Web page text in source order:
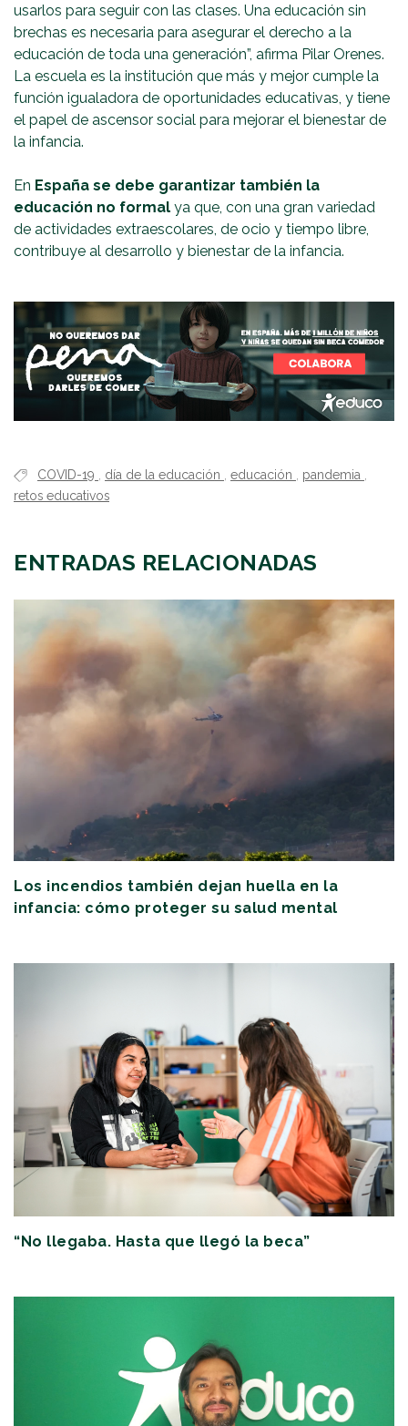
usarlos para seguir con las clases. Una educación sin
brechas es necesaria para asegurar el derecho a la
educación de toda una generación”, afirma Pilar Orenes.
La escuela es la institución que más y mejor cumple la
función igualadora de oportunidades educativas, y tiene
el papel de ascensor social para mejorar el bienestar de
la infancia.
En España se debe garantizar también la
educación no formal ya que, con una gran variedad
de actividades extraescolares, de ocio y tiempo libre,
contribuye al desarrollo y bienestar de la infancia.
COVID-19 día de la educación educación pandemia
retos educativos
ENTRADAS RELACIONADAS
Los incendios también dejan huella en la
infancia: cómo proteger su salud mental
“No llegaba. Hasta que llegó la beca”